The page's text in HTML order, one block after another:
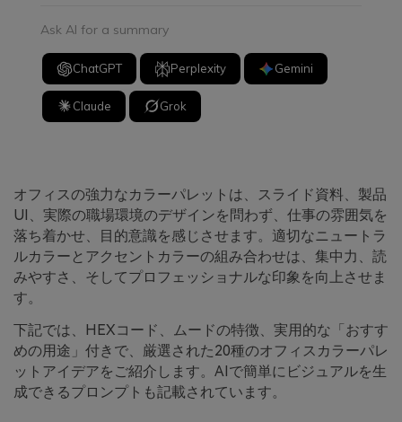
Ask AI for a summary
ChatGPT Perplexity Gemini
Claude Grok
オフィスの強力なカラーパレットは、スライド資料、製品
UI、実際の職場環境のデザインを問わず、仕事の雰囲気を
落ち着かせ、目的意識を感じさせます。適切なニュートラ
ルカラーとアクセントカラーの組み合わせは、集中力、読
みやすさ、そしてプロフェッショナルな印象を向上させま
す。
下記では、HEXコード、ムードの特徴、実用的な「おすす
めの用途」付きで、厳選された20種のオフィスカラーパレ
ットアイデアをご紹介します。AIで簡単にビジュアルを生
成できるプロンプトも記載されています。